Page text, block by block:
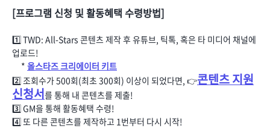
[프로그램 신청 및 활동혜택 수령방법]
1️⃣ TWD: All-Stars 콘텐츠 제작 후 유튜브, 틱톡, 혹은 타 미디어 채널에
업로드!
* 올스타즈 크리에이터 키트
2️⃣ 조회수가 500회(최초 300회) 이상이 되었다면, 👉콘텐츠 지원
신청서를 통해 내 콘텐츠를 제출!
3️⃣ GM을 통해 활동혜택 수령!
4️⃣ 또 다른 콘텐츠를 제작하고 1번부터 다시 시작!